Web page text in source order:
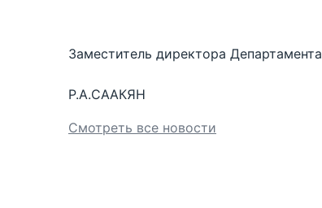
Заместитель директора Департамента
Р.А.СААКЯН
Смотреть все новости